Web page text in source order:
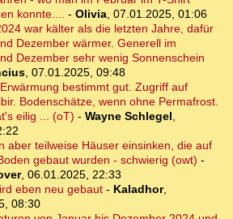
konnte.... - Olivia, 07.01.2025, 01:06
war kälter als die letzten Jahre, dafür
Dezember wärmer. Generell im
Dezember sehr wenig Sonnenschein
, 07.01.2025, 09:48
bestimmt gut. Zugriff auf
Bodenschätze, wenn ohne Permafrost.
eilig ... (oT) - Wayne Schlegel,
aber teilweise Häuser einsinken, die auf
gebaut wurden - schwierig (owt) -
, 06.01.2025, 22:33
eben neu gebaut- Kaladhor,
08:30